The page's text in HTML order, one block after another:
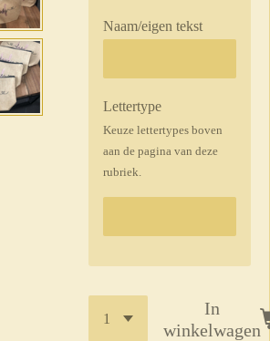
Naam/eigen tekst
Lettertype
Keuze lettertypes boven
aan de pagina van deze
rubriek.
In
winkelwagen